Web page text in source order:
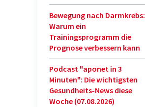
Bewegung nach Darmkrebs:
Warum ein
Trainingsprogramm die
Prognose verbessern kann
Podcast "aponet in 3
Minuten": Die wichtigsten
Gesundheits-News diese
Woche (07.08.2026)